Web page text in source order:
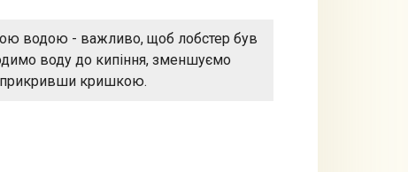
водою - важливо, щоб лобстер був
воду до кипіння, зменшуємо
кришкою.